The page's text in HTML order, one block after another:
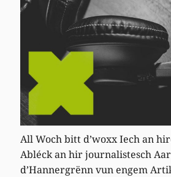
All Woch bitt d’woxx Iech an
Abléck an hir journalistesch
d’Hannergrënn vun engem